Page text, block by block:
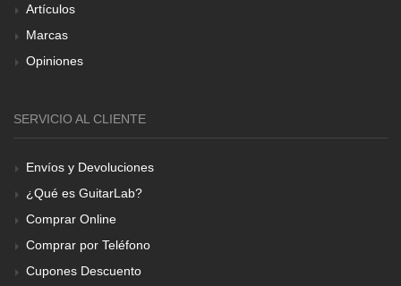
Artículos
Marcas
Opiniones
SERVICIO AL CLIENTE
Envíos y Devoluciones
¿Qué es GuitarLab?
Comprar Online
Comprar por Teléfono
Cupones Descuento